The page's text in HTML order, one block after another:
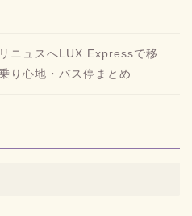
ニュスへLUX Expressで移
り心地・バス停まとめ